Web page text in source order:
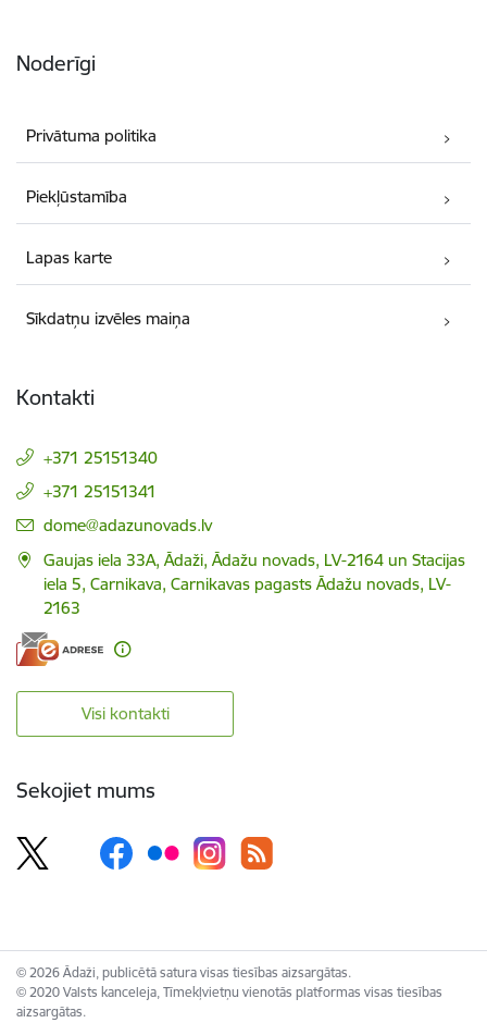
Noderīgi
Privātuma politika
Piekļūstamība
Lapas karte
Sīkdatņu izvēles maiņa
Kontakti
+371 25151340
+371 25151341
E-pasts:
dome@adazunovads.lv
Gaujas iela 33A, Ādaži, Ādažu novads, LV-2164 un Stacijas
iela 5, Carnikava, Carnikavas pagasts Ādažu novads, LV-
2163
Visi kontakti
Sekojiet mums
© 2026 Ādaži, publicētā satura visas tiesības aizsargātas.
© 2020 Valsts kanceleja, Tīmekļvietņu vienotās platformas visas tiesības
aizsargātas.